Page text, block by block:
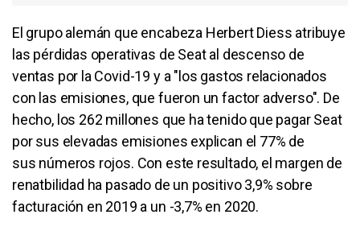
El grupo alemán que encabeza Herbert Diess atribuye
las pérdidas operativas de Seat al descenso de
ventas por la Covid-19 y a "los gastos relacionados
con las emisiones, que fueron un factor adverso". De
hecho, los 262 millones que ha tenido que pagar Seat
por sus elevadas emisiones explican el 77% de
sus números rojos. Con este resultado, el margen de
renatbilidad ha pasado de un positivo 3,9% sobre
facturación en 2019 a un -3,7% en 2020.